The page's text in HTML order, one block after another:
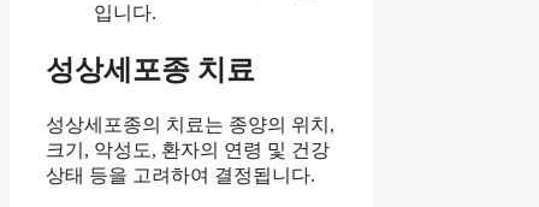
입니다.
성상세포종 치료
성상세포종의 치료는 종양의 위치,
크기, 악성도, 환자의 연령 및 건강
상태 등을 고려하여 결정됩니다.